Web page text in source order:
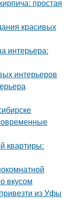
простая
красивых
интерьера:
интерьеров
квартиры:
вкусом
из Уфы